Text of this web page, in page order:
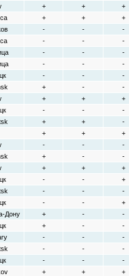
+ + +
+ + +
- - -
- - -
- - -
- - -
- - -
+ - -
+ + +
- - -
+ + -
+ + +
- - -
+ - -
+ + +
- - +
- - -
- - +
Дону + - -
+ - -
- - -
- - -
- - -
+ + +